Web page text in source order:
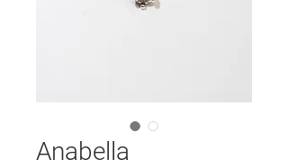
Anabella